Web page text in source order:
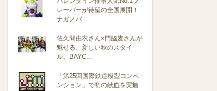
レーバーが待望の全国展開！
ナガノパ...
佐久間由衣さん×門脇麦さんが
魅せる、新しい秋のスタイ
ル。BAYC...
「第25回国際鉄道模型コンベ
ンション」で初の献血を実施